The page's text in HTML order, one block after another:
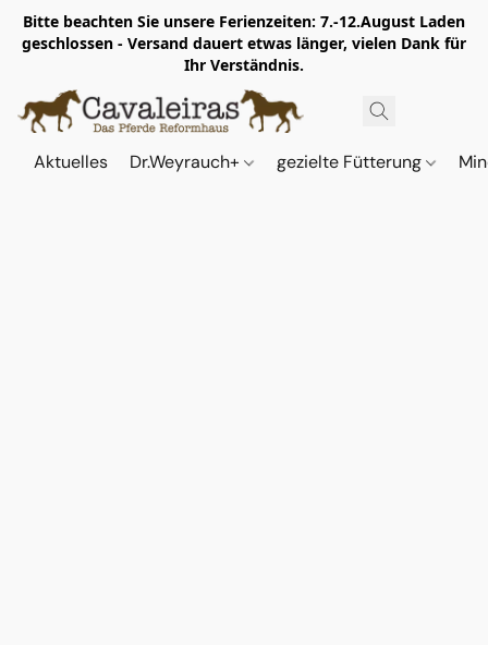
Bitte beachten Sie unsere Ferienzeiten: 7.-12.August Laden
geschlossen - Versand dauert etwas länger, vielen Dank für
Ihr Verständnis.
Aktuelles Dr.Weyrauch+ gezielte Fütterung